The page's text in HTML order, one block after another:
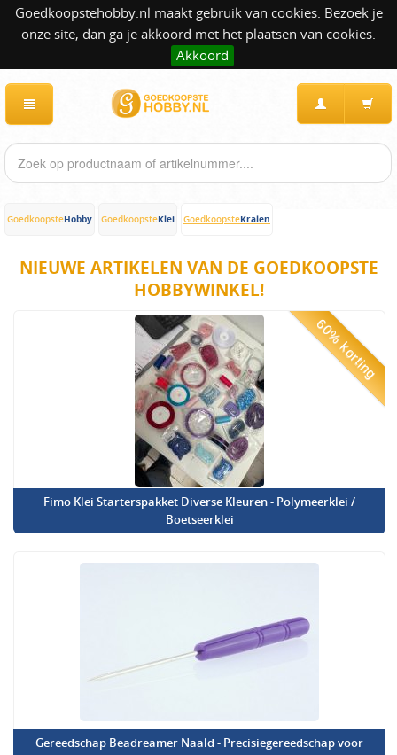
Goedkoopstehobby.nl maakt gebruik van cookies. Bezoek je
onze site, dan ga je akkoord met het plaatsen van cookies.
Akkoord
GoedkoopsteHobby GoedkoopsteKlei GoedkoopsteKralen
NIEUWE ARTIKELEN VAN DE GOEDKOOPSTE
HOBBYWINKEL!
60% korting
Fimo Klei Starterspakket Diverse Kleuren - Polymeerklei /
Boetseerklei
Gereedschap Beadreamer Naald - Precisiegereedschap voor